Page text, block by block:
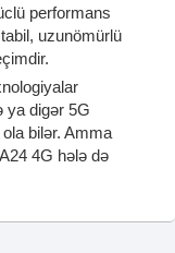
performans
uzunömürlü
ya digər 5G
bilər. Amma
4G hələ də